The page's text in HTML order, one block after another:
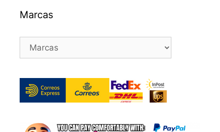
Marcas